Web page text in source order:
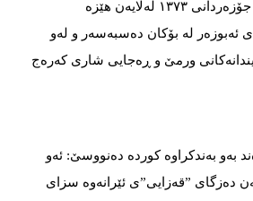
محەممەد نەزەری ٩ی جۆزەردانی ١٣٧٣ لەلایەن هێزە
ئەبوزەر لە بۆکان دەسبەسەر و لەو
ورمێ و ڕەجایی شاری کەرەج
بەو بەندکراوە کوردە دەنووسێ: ئەو
دەزگای ”قەزایی”ی ئێرانەوە سزای